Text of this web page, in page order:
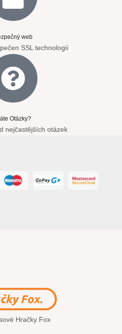
web
SSL technologií
Otázky?
nejčastějších otázek
Hračky Fox